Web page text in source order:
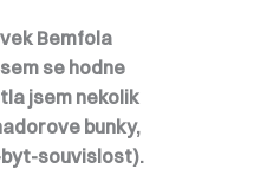
Bemfola
se hodne
jsem nekolik
bunky,
souvislost).